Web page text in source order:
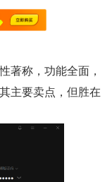
著称，功能全面，
主要卖点，但胜在